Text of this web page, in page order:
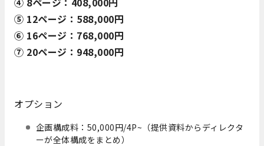
⑤ 12ページ：588,000円
⑥ 16ページ：768,000円
⑦ 20ページ：948,000円
オプション
企画構成料：50,000円/4P~（提供資料からディレクタ
ーが全体構成をまとめ）